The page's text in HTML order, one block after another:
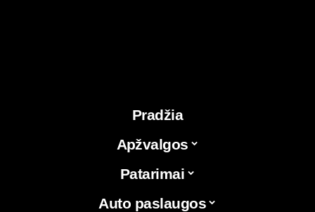
Pradžia
Apžvalgos
Patarimai
Auto paslaugos